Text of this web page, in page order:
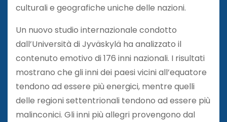
culturali e geografiche uniche delle nazioni.
Un nuovo studio internazionale condotto
dall’Università di Jyväskylä ha analizzato il
contenuto emotivo di 176 inni nazionali. I risultati
mostrano che gli inni dei paesi vicini all’equatore
tendono ad essere più energici, mentre quelli
delle regioni settentrionali tendono ad essere più
malinconici. Gli inni più allegri provengono dal